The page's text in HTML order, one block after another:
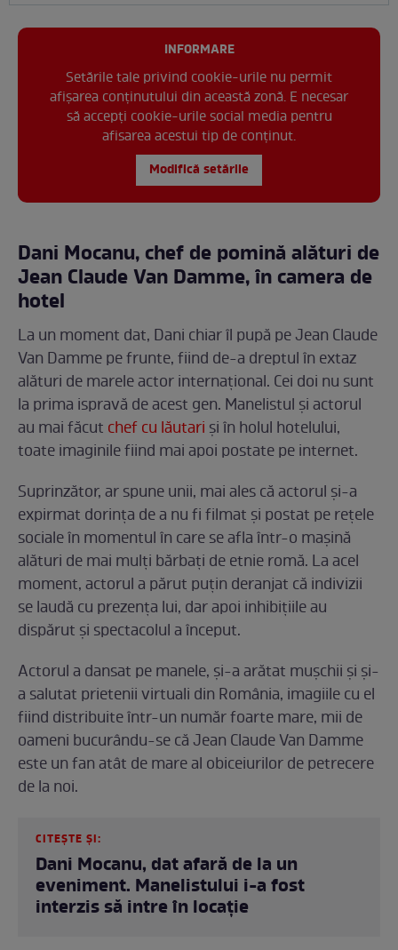
INFORMARE
Setările tale privind cookie-urile nu permit
afișarea conținutului din această zonă. E necesar
să accepți cookie-urile social media pentru
afisarea acestui tip de conținut.
Modifică setările
Dani Mocanu, chef de pomină alături de
Jean Claude Van Damme, în camera de
hotel
La un moment dat, Dani chiar îl pupă pe Jean Claude
Van Damme pe frunte, fiind de-a dreptul în extaz
alături de marele actor internațional. Cei doi nu sunt
la prima ispravă de acest gen. Manelistul și actorul
au mai făcut chef cu lăutari și în holul hotelului,
toate imaginile fiind mai apoi postate pe internet.
Suprinzător, ar spune unii, mai ales că actorul și-a
expirmat dorința de a nu fi filmat și postat pe rețele
sociale în momentul în care se afla într-o mașină
alături de mai mulți bărbați de etnie romă. La acel
moment, actorul a părut puțin deranjat că indivizii
se laudă cu prezența lui, dar apoi inhibițiile au
dispărut și spectacolul a început.
Actorul a dansat pe manele, și-a arătat mușchii și și-
a salutat prietenii virtuali din România, imagiile cu el
fiind distribuite într-un număr foarte mare, mii de
oameni bucurându-se că Jean Claude Van Damme
este un fan atât de mare al obiceiurilor de petrecere
de la noi.
CITEȘTE ȘI:
Dani Mocanu, dat afară de la un
eveniment. Manelistului i-a fost
interzis să intre în locație